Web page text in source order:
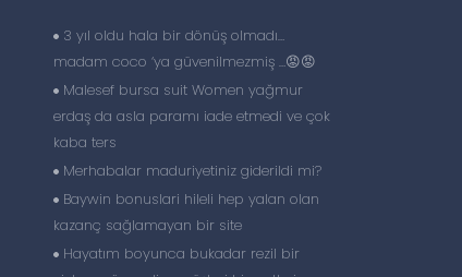
3 yıl oldu hala bir dönüş olmadı…
madam coco ‘ya güvenilmezmiş …😡😡
Malesef bursa suit Women yağmur
erdaş da asla paramı iade etmedi ve çok
kaba ters
Merhabalar maduriyetiniz giderildi mi?
Baywin bonuslari hileli hep yalan olan
kazanç sağlamayan bir site
Hayatım boyunca bukadar rezil bir